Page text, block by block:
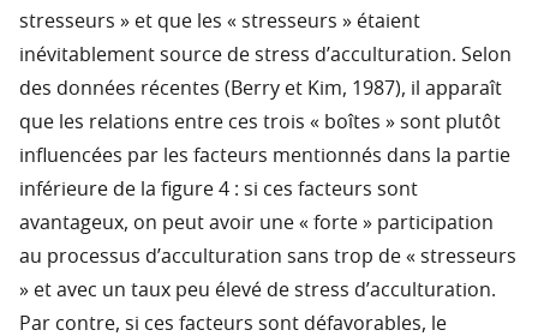
stresseurs » et que les « stresseurs » étaient
inévitablement source de stress d’acculturation. Selon
des données récentes (Berry et Kim, 1987), il apparaît
que les relations entre ces trois « boîtes » sont plutôt
influencées par les facteurs mentionnés dans la partie
inférieure de la figure 4 : si ces facteurs sont
avantageux, on peut avoir une « forte » participation
au processus d’acculturation sans trop de « stresseurs
» et avec un taux peu élevé de stress d’acculturation.
Par contre, si ces facteurs sont défavorables, le